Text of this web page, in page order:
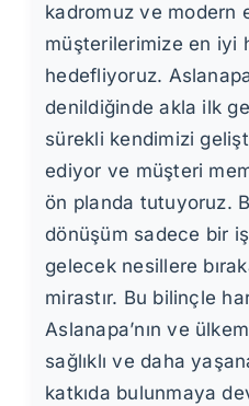
kadromuz ve modern
müşterilerimize en iyi
hedefliyoruz.
denildiğinde akla ilk
sürekli kendimizi
ediyor ve müşteri
ön planda tutuyoruz.
dönüşüm sadece bir
gelecek nesillere
mirastır. Bu bilinçle
Aslanapa’nın ve
sağlıklı ve daha
katkıda bulunmaya